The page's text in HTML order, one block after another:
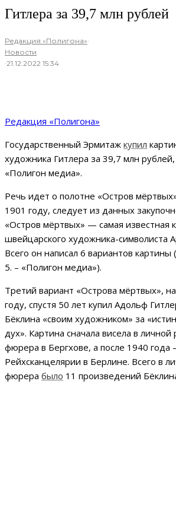
Гитлера за 39,7 млн рублей
Редакция «Полигона»·
Новости
·21.12.2022 15:34
Редакция «Полигона»
Государственный Эрмитаж купил
художника Гитлера за 39,7 млн
«Полигон медиа».
Речь идет о полотне «Остров
1901 году, следует из данных
«Остров мёртвых» — самая известная
швейцарского художника-символиста
Всего он написал 6 вариантов
5. – «Полигон медиа»).
Третий вариант «Острова мёртвых»,
году, спустя 50 лет купил Адольф
Бёклина «своим художником» за
дух». Картина сначала висела в
фюрера в Бергхове, а после 1940 года
Рейхсканцелярии в Берлине. Всего в
фюрера было 11 произведений